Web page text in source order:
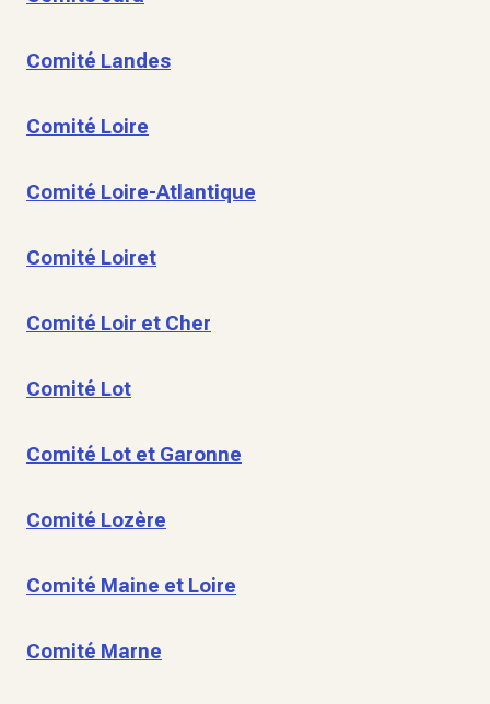
Comité Landes
Comité Loire
Comité Loire-Atlantique
Comité Loiret
Comité Loir et Cher
Comité Lot
Comité Lot et Garonne
Comité Lozère
Comité Maine et Loire
Comité Marne